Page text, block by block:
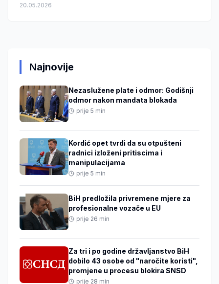
20.05.2026
Najnovije
Nezaslužene plate i odmor: Godišnji
odmor nakon mandata blokada
prije 5 min
Kordić opet tvrdi da su otpušteni
radnici izloženi pritiscima i
manipulacijama
prije 5 min
BiH predložila privremene mjere za
profesionalne vozače u EU
prije 26 min
Za tri i po godine državljanstvo BiH
dobilo 43 osobe od "naročite koristi",
promjene u procesu blokira SNSD
prije 28 min